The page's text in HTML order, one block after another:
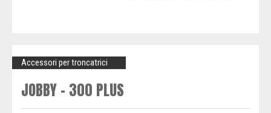
Accessori per troncatrici
JOBBY - 300 PLUS